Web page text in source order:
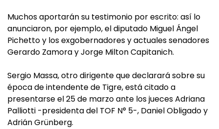
Muchos aportarán su testimonio por escrito: así lo
anunciaron, por ejemplo, el diputado Miguel Ángel
Pichetto y los exgobernadores y actuales senadores
Gerardo Zamora y Jorge Milton Capitanich.
Sergio Massa, otro dirigente que declarará sobre su
época de intendente de Tigre, está citado a
presentarse el 25 de marzo ante los jueces Adriana
Palliotti -presidenta del TOF N° 5-, Daniel Obligado y
Adrián Grünberg.